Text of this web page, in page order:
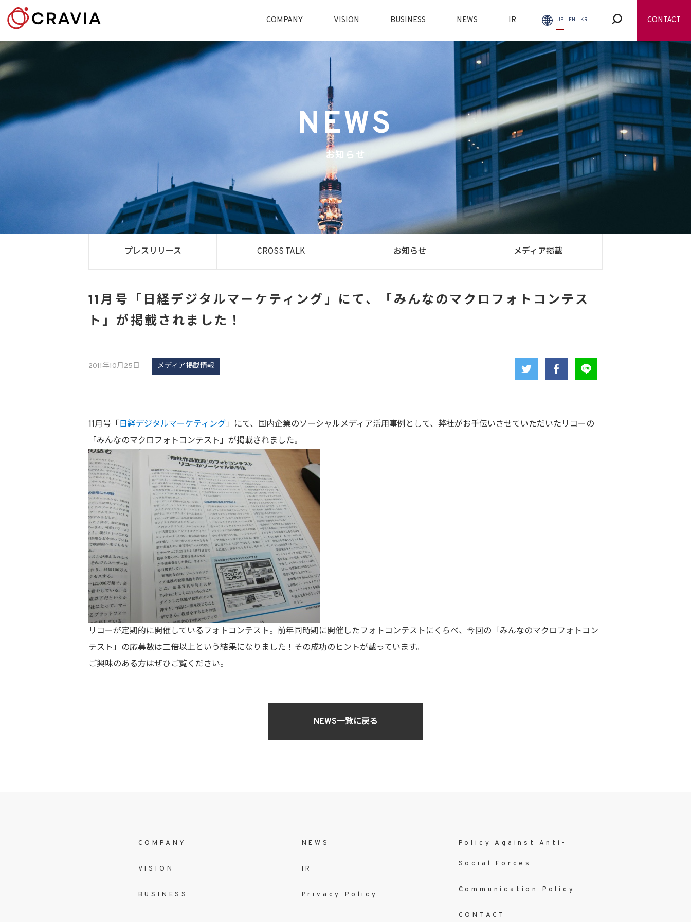
COMPANY VISION BUSINESS NEWS IR JP EN KR CONTACT
NEWS
お知らせ
プレスリリース CROSS TALK お知らせ メディア掲載
11月号「日経デジタルマーケティング」にて、「みんなのマクロフォトコンテス
ト」が掲載されました！
2011年10月25日 メディア掲載情報
11月号「 日経デジタルマーケティング」にて、国内企業のソーシャルメディア活用事例として、弊社がお手伝いさせていただいたリコーの
「みんなのマクロフォトコンテスト」が掲載されました。
リコーが定期的に開催しているフォトコンテスト。前年同時期に開催したフォトコンテストにくらべ、今回の「みんなのマクロフォトコン
テスト」の応募数は二倍以上という結果になりました！その成功のヒントが載っています。
ご興味のある方はぜひご覧ください。
NEWS一覧に戻る
COMPANY
VISION
BUSINESS
NEWS
IR
Privacy Policy
Policy Against Anti-
Social Forces
Communication Policy
CONTACT